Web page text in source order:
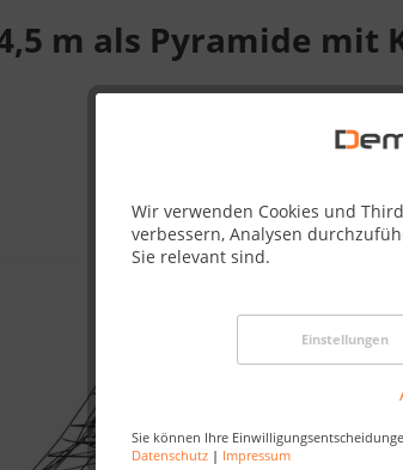
Wir verwenden Cookies und
verbessern, Analysen
Sie relevant sind.
Einstellungen
Sie können Ihre
Datenschutz | Impressum
m als Pyramide mit